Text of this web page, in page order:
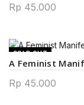
Rp 45.000
SOLD OUT
A Feminist
Rp 45.000